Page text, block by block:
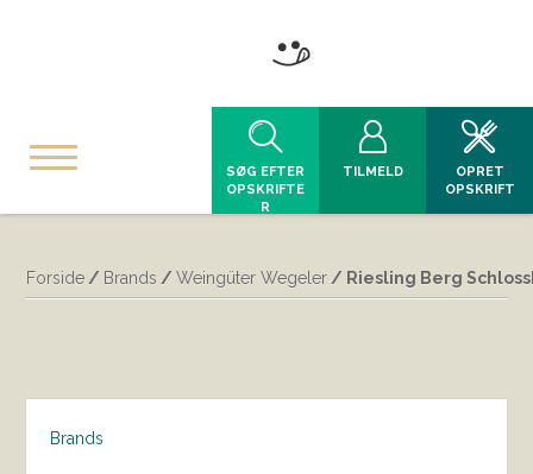
SØG EFTER
OPSKRIFTE
R
TILMELD
OPRET
OPSKRIFT
Forside / Brands /Weingüter Wegeler / Riesling Berg
Brands